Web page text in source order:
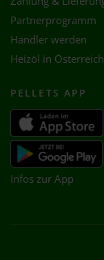
Partnerprogramm
Händler werden
Heizöl in Österreich
PELLETS APP
Infos zur App